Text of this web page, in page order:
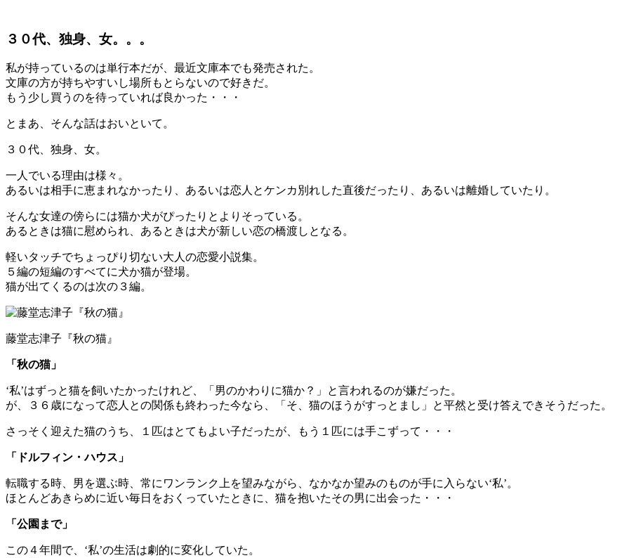
３０代、独身、女。。。
私が持っているのは単行本だが、最近文庫本でも発売された。
文庫の方が持ちやすいし場所もとらないので好きだ。
もう少し買うのを待っていれば良かった・・・
とまあ、そんな話はおいといて。
３０代、独身、女。
一人でいる理由は様々。
あるいは相手に恵まれなかったり、あるいは恋人とケンカ別れした直後だったり、あるいは離婚していたり。
そんな女達の傍らには猫か犬がぴったりとよりそっている。
あるときは猫に慰められ、あるときは犬が新しい恋の橋渡しとなる。
軽いタッチでちょっぴり切ない大人の恋愛小説集。
５編の短編のすべてに犬か猫が登場。
猫が出てくるのは次の３編。
藤堂志津子『秋の猫』
「秋の猫」
‘私’はずっと猫を飼いたかったけれど、「男のかわりに猫か？」と言われるのが嫌だった。
が、３６歳になって恋人との関係も終わった今なら、「そ、猫のほうがすっとまし」と平然と受け答えできそうだった。
さっそく迎えた猫のうち、１匹はとてもよい子だったが、もう１匹には手こずって・・・
「ドルフィン・ハウス」
転職する時、男を選ぶ時、常にワンランク上を望みながら、なかなか望みのものが手に入らない‘私’。
ほとんどあきらめに近い毎日をおくっていたときに、猫を抱いたその男に出会った・・・
「公園まで」
この４年間で、‘私’の生活は劇的に変化していた。